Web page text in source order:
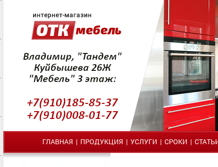
ГЛАВНАЯ | ПРОДУКЦИЯ | УСЛУГИ | СРОКИ |